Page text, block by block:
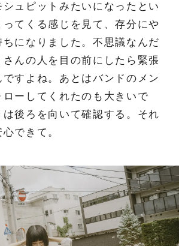
ュピットみたいになったとい
ってくる感じを見て、存分にや
になりました。不思議なんだ
んの人を目の前にしたら緊張
すよね。あとはバンドのメン
ーしてくれたのも大きいで
後ろを向いて確認する。それ
できて。